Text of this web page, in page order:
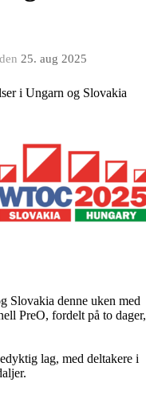
den 25. aug 2025
i Ungarn og Slovakia
Slovakia denne uken med
PreO, fordelt på to dager,
lag, med deltakere i